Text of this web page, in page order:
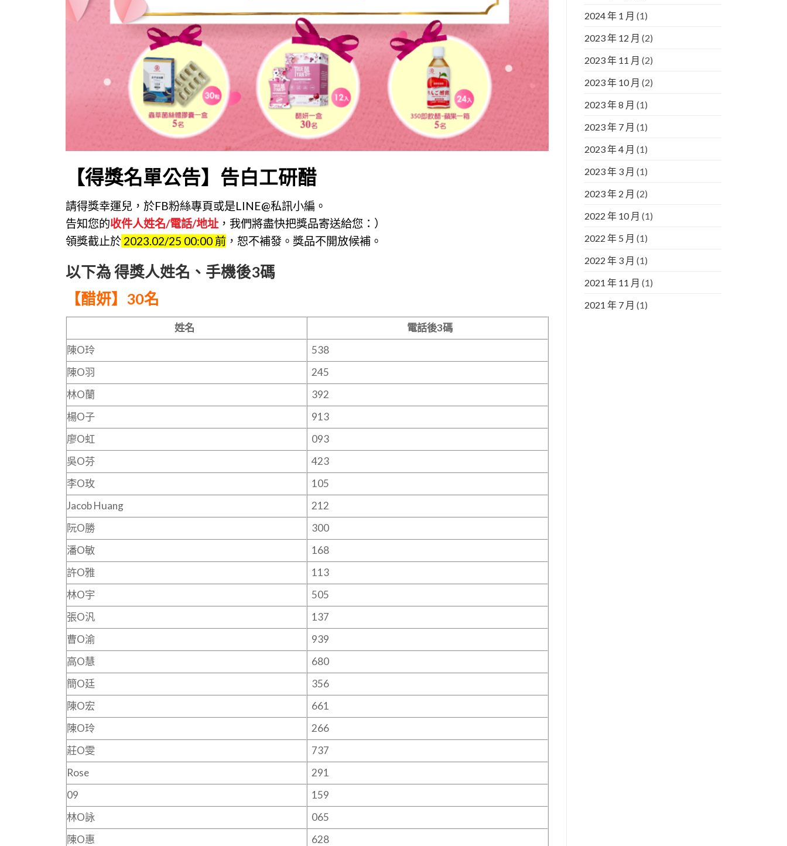
【得獎名單公告】告白工研醋
請得獎幸運兒，於FB粉絲專頁或是LINE@私訊小編。
告知您的收件人姓名/電話/地址 ，我們將盡快把獎品寄送給您：）
領獎截止於 2023.02/25 00:00 前 ，恕不補發。獎品不開放候補。
以下為 得獎人姓名、手機後3碼
【醋妍】30名
姓名
電話後3碼
陳O玲
538
陳O羽
245
林O蘭
392
楊O子
913
廖O虹
093
吳O芬
423
李O玫
105
Jacob Huang
212
阮O勝
300
潘O敏
168
許O雅
113
林O宇
505
張O汎
137
曹O渝
939
高O慧
680
簡O廷
356
陳O宏
661
陳O玲
266
莊O雯
737
Rose
291
09
159
林O詠
065
陳O惠
628
2024 年 1 月 (1)
2023 年 12 月 (2)
2023 年 11 月 (2)
2023 年 10 月 (2)
2023 年 8 月 (1)
2023 年 7 月 (1)
2023 年 4 月 (1)
2023 年 3 月 (1)
2023 年 2 月 (2)
2022 年 10 月 (1)
2022 年 5 月 (1)
2022 年 3 月 (1)
2021 年 11 月 (1)
2021 年 7 月 (1)